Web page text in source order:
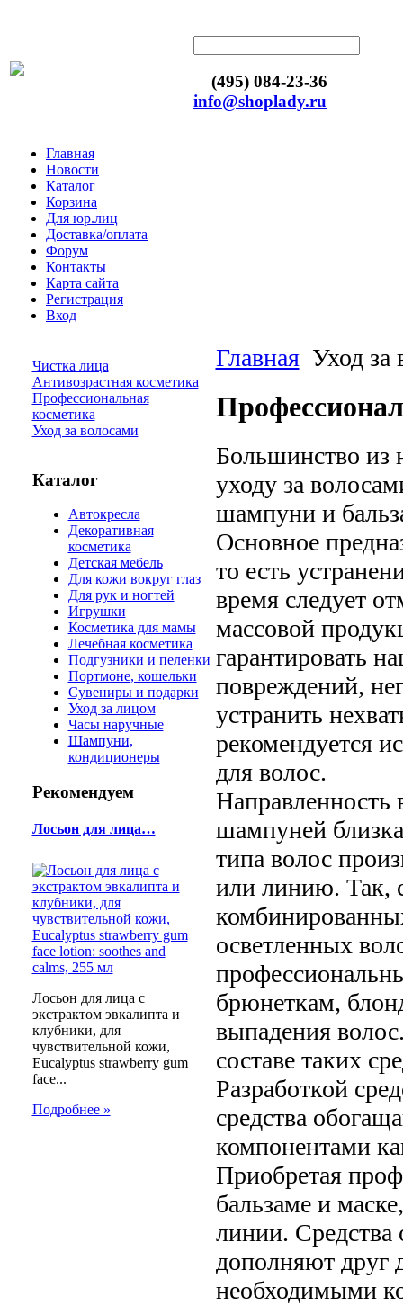
(495) 084-23-36
info@shoplady.ru
Главная
Новости
Каталог
Корзина
Для юр.лиц
Доставка/оплата
Форум
Контакты
Карта сайта
Регистрация
Вход
Чистка лица
Антивозрастная косметика
Профессиональная
косметика
Уход за волосами
Каталог
Автокресла
Декоративная
косметика
Детская мебель
Для кожи вокруг глаз
Для рук и ногтей
Игрушки
Косметика для мамы
Лечебная косметика
Подгузники и пеленки
Портмоне, кошельки
Сувениры и подарки
Уход за лицом
Часы наручные
Шампуни,
кондиционеры
Рекомендуем
Лосьон для лица…
Лосьон для лица с
экстрактом эвкалипта и
клубники, для
чувствительной кожи,
Eucalyptus strawberry gum
face...
Подробнее »
Главная Уход за
Большинство из
уходу за
шампуни и
Основное
то есть
время следует
массовой
гарантировать
повреждений,
устранить
рекомендуется
для волос.
Направленность
шампуней
типа волос
или линию. Так,
осветленных
брюнеткам,
выпадения
составе таких
Разработкой
средства
компонентами
Приобретая
бальзаме и
линии. Средства
дополняют друг
необходимыми